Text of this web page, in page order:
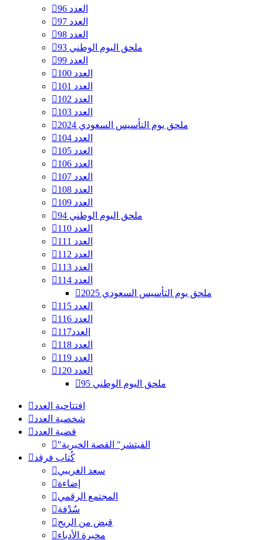
العدد 96
العدد 97
العدد 98
ملحق اليوم الوطني 93
العدد 99
العدد 100
العدد 101
العدد 102
العدد 103
ملحق يوم التأسيس السعودي 2024
العدد 104
العدد 105
العدد 106
العدد 107
العدد 108
العدد 109
ملحق اليوم الوطني 94
العدد 110
العدد 111
العدد 112
العدد 113
العدد 114
ملحق يوم التأسيس السعودي 2025
العدد 115
العدد 116
العدد117
العدد 118
العدد 119
العدد 120
ملحق اليوم الوطني 95
افتتاحية العدد
شخصية العدد
قضية العدد
"الفيتشر" القصة الخبرية
كُتاب فرقد
سعد الغريبي
إضاءة
المجتمع الرقمي
سُدْفة
قبض من الريح
محبرة الأدباء